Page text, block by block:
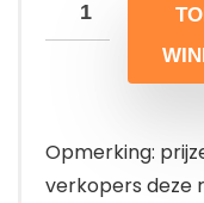
Opmerking:
verkopers deze